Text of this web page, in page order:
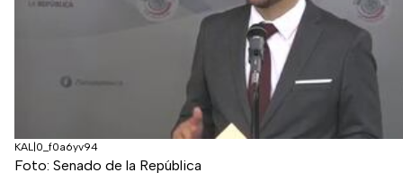
KAL|0_f0a6yv94
Foto: Senado de la República